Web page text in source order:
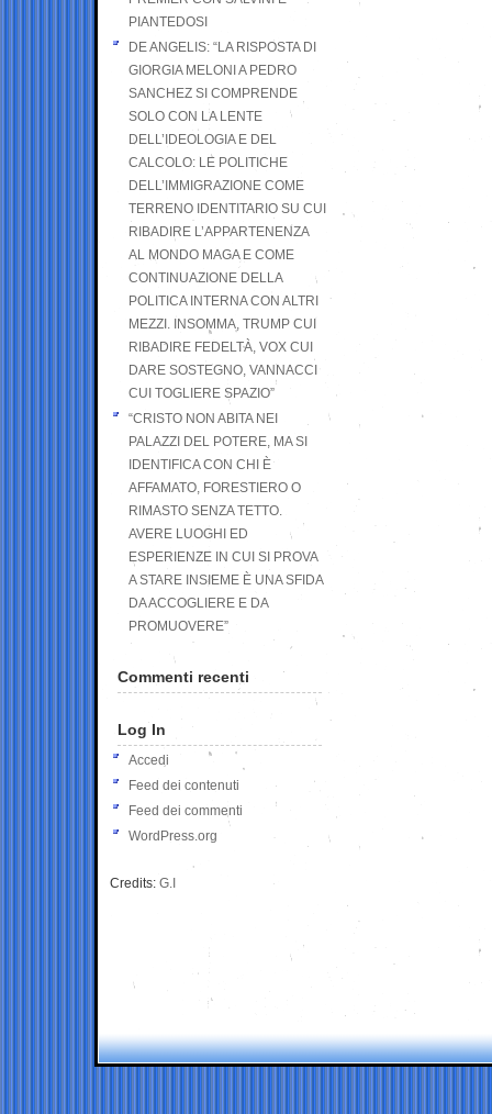
PIANTEDOSI
DE ANGELIS: “LA RISPOSTA DI
GIORGIA MELONI A PEDRO
SANCHEZ SI COMPRENDE
SOLO CON LA LENTE
DELL’IDEOLOGIA E DEL
CALCOLO: LE POLITICHE
DELL’IMMIGRAZIONE COME
TERRENO IDENTITARIO SU CUI
RIBADIRE L’APPARTENENZA
AL MONDO MAGA E COME
CONTINUAZIONE DELLA
POLITICA INTERNA CON ALTRI
MEZZI. INSOMMA, TRUMP CUI
RIBADIRE FEDELTÀ, VOX CUI
DARE SOSTEGNO, VANNACCI
CUI TOGLIERE SPAZIO”
“CRISTO NON ABITA NEI
PALAZZI DEL POTERE, MA SI
IDENTIFICA CON CHI È
AFFAMATO, FORESTIERO O
RIMASTO SENZA TETTO.
AVERE LUOGHI ED
ESPERIENZE IN CUI SI PROVA
A STARE INSIEME È UNA SFIDA
DA ACCOGLIERE E DA
PROMUOVERE”
Commenti recenti
Log In
Accedi
Feed dei contenuti
Feed dei commenti
WordPress.org
Credits: G.I